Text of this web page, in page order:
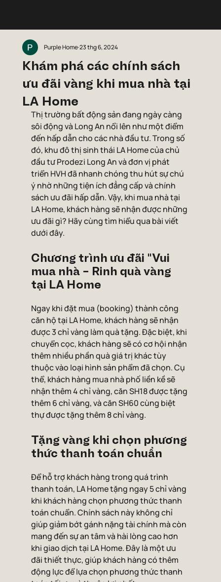
Khám phá các chính sách
ưu đãi vàng khi mua nhà tại
LA Home
Purple Home23 thg 6, 2024
Thị trường bất động sản đang ngày càng
sôi động và Long An nổi lên như một điểm
đến hấp dẫn cho các nhà đầu tư. Trong số
đó, khu đô thị sinh thái LA Home của chủ
đầu tư Prodezi Long An và đơn vị phát
triển HVH đã nhanh chóng thu hút sự chú
ý nhờ những tiện ích đẳng cấp và chính
sách ưu đãi hấp dẫn. Vậy, khi mua nhà tại
LA Home, khách hàng sẽ nhận được những
ưu đãi gì? Hãy cùng tìm hiểu qua bài viết
dưới đây.
Chương trình ưu đãi "Vui
mua nhà - Rinh quà vàng
tại LA Home
Ngay khi đặt mua (booking) thành công
căn hộ tại LA Home, khách hàng sẽ nhận
được 3 chỉ vàng làm quà tặng. Đặc biệt, khi
chuyển cọc, khách hàng sẽ có cơ hội nhận
thêm nhiều phần quà giá trị khác tùy
thuộc vào loại hình sản phẩm đã chọn. Cụ
thể, khách hàng mua nhà phố liền kề sẽ
nhận thêm 4 chỉ vàng, căn SH18 được tặng
thêm 6 chỉ vàng, và căn SH60 cùng biệt
thự được tặng thêm 8 chỉ vàng.
Tặng vàng khi chọn phương
thức thanh toán chuẩn
Để hỗ trợ khách hàng trong quá trình
thanh toán, LA Home tặng ngay 5 chỉ vàng
khi khách hàng chọn phương thức thanh
toán chuẩn. Chính sách này không chỉ
giúp giảm bớt gánh nặng tài chính mà còn
mang đến sự an tâm và hài lòng cao hơn
khi giao dịch tại LA Home. Đây là một ưu
đãi thiết thực, giúp khách hàng có thêm
động lực để lựa chọn phương thức thanh